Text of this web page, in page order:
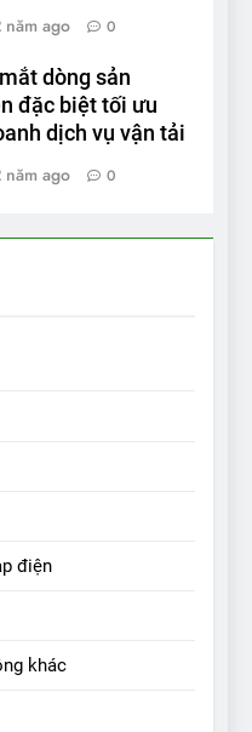
năm ago 0
dòng sản
đặc biệt tối ưu
dịch vụ vận tải
năm ago 0
điện
khác